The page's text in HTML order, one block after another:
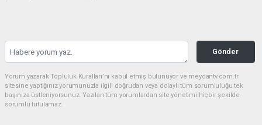
Gönder
Yorum yazarak Topluluk Kuralları’nı kabul etmiş bulunuyor ve meydantv.com.tr
sitesine yaptığınız yorumunuzla ilgili doğrudan veya dolaylı tüm sorumluluğu tek
başınıza üstleniyorsunuz. Yazılan tüm yorumlardan site yönetimi hiçbir şekilde
sorumlu tutulamaz.